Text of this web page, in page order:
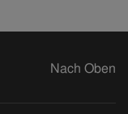
Nach Oben